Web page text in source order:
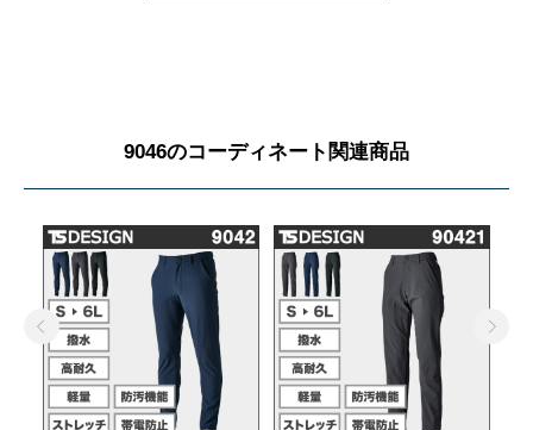
9046のコーディネート関連商品